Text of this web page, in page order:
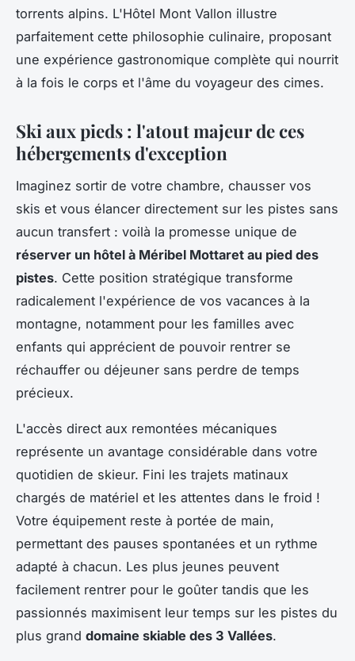
torrents alpins. L'Hôtel Mont Vallon illustre
parfaitement cette philosophie culinaire, proposant
une expérience gastronomique complète qui nourrit
à la fois le corps et l'âme du voyageur des cimes.
Ski aux pieds : l'atout majeur de ces
hébergements d'exception
Imaginez sortir de votre chambre, chausser vos
skis et vous élancer directement sur les pistes sans
aucun transfert : voilà la promesse unique de
réserver un hôtel à Méribel Mottaret au pied des
pistes. Cette position stratégique transforme
radicalement l'expérience de vos vacances à la
montagne, notamment pour les familles avec
enfants qui apprécient de pouvoir rentrer se
réchauffer ou déjeuner sans perdre de temps
précieux.
L'accès direct aux remontées mécaniques
représente un avantage considérable dans votre
quotidien de skieur. Fini les trajets matinaux
chargés de matériel et les attentes dans le froid !
Votre équipement reste à portée de main,
permettant des pauses spontanées et un rythme
adapté à chacun. Les plus jeunes peuvent
facilement rentrer pour le goûter tandis que les
passionnés maximisent leur temps sur les pistes du
plus grand domaine skiable des 3 Vallées.